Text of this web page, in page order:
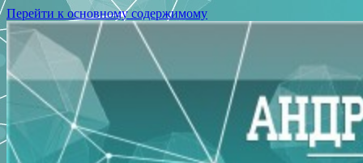
Перейти к основному содержимому